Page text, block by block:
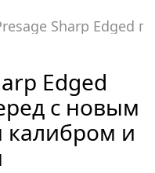
Sharp Edged
Edged
с новым
калибром и